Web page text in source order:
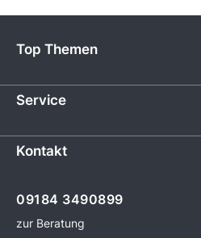
Top Themen
Service
Kontakt
09184 3490899
zur Beratung